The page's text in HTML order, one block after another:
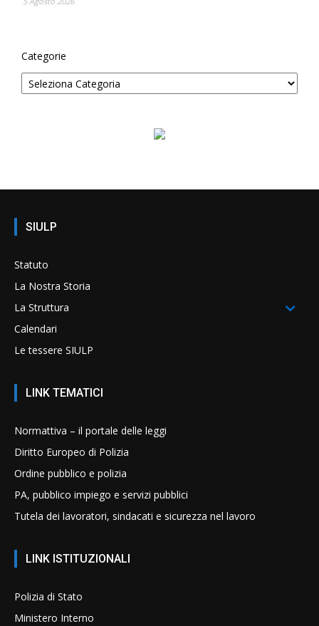
Categorie
SIULP
Statuto
La Nostra Storia
La Struttura
Calendari
Le tessere SIULP
LINK TEMATICI
Normattiva – il portale delle leggi
Diritto Europeo di Polizia
Ordine pubblico e polizia
PA, pubblico impiego e servizi pubblici
Tutela dei lavoratori, sindacati e sicurezza nel lavoro
LINK ISTITUZIONALI
Polizia di Stato
Ministero Interno